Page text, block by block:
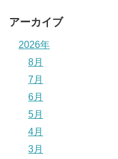
アーカイブ
2026年
8月
7月
6月
5月
4月
3月